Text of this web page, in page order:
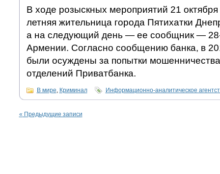
В ходе розыскных мероприятий 21
летняя жительница города Пятихатки
а на следующий день — ее сообщник —
Армении. Согласно сообщению банка, в
были осуждены за попытки
отделений Приватбанка.
В мире, Криминал Информационно-аналитическое
« Предыдущие записи